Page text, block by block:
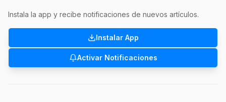
Instala la app y recibe notificaciones de nuevos artículos.
Instalar App
Activar Notificaciones